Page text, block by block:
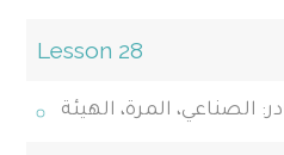
Lesson 28